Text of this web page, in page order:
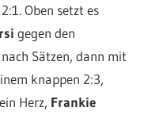
Oben setzt es
gegen den
Sätzen, dann mit
knappen 2:3,
Herz, Frankie